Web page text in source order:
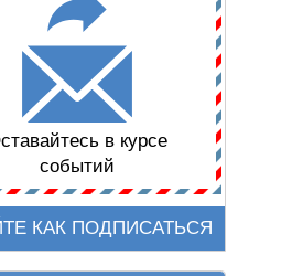
в курсе
событий
КАК ПОДПИСАТЬСЯ